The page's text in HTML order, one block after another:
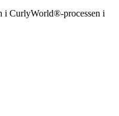
i CurlyWorld®-processen i